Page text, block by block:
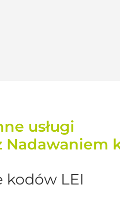
usługi
Nadawaniem
kodów LEI